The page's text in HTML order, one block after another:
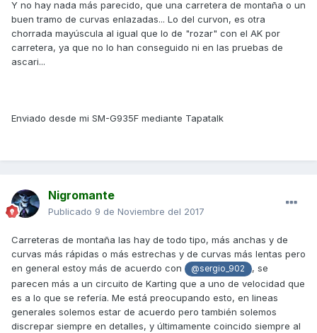
Y no hay nada más parecido, que una carretera de montaña o un
buen tramo de curvas enlazadas... Lo del curvon, es otra
chorrada mayúscula al igual que lo de "rozar" con el AK por
carretera, ya que no lo han conseguido ni en las pruebas de
ascari...
Enviado desde mi SM-G935F mediante Tapatalk
Nigromante
Publicado 9 de Noviembre del 2017
Carreteras de montaña las hay de todo tipo, más anchas y de
curvas más rápidas o más estrechas y de curvas más lentas pero
en general estoy más de acuerdo con
@sergio_902
, se
parecen más a un circuito de Karting que a uno de velocidad que
es a lo que se refería. Me está preocupando esto, en lineas
generales solemos estar de acuerdo pero también solemos
discrepar siempre en detalles, y últimamente coincido siempre al